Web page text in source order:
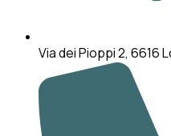
Via dei Pioppi 2, 6616